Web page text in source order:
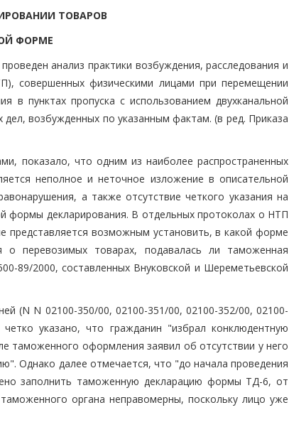
ТОВАРОВ
ФОРМЕ
анализ практики возбуждения, расследования и
совершенных физическими лицами при перемещении
в пунктах пропуска с использованием двухканальной
возбужденных по указанным фактам. (в ред. Приказа
показало, что одним из наиболее распространенных
неполное и неточное изложение в описательной
а также отсутствие четкого указания на
формы декларирования. В отдельных протоколах о НТП
возможным установить, в какой форме
перевозимых товарах, подавалась ли таможенная
89/2000, составленных Внуковской и Шереметьевской
(N N 02100-350/00, 02100-351/00, 02100-352/00, 02100-
указано, что гражданин "избрал конклюдентную
таможенного оформления заявил об отсутствии у него
Однако далее отмечается, что "до начала проведения
заполнить таможенную декларацию формы ТД-6, от
органа неправомерны, поскольку лицо уже